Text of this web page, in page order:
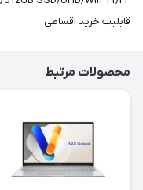
قابلیت خرید اقساطی
محصولات مرتبط